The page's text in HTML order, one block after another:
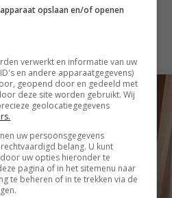
opslaan en/of openen
verwerkt en informatie van uw
en andere apparaatgegevens)
geopend door en gedeeld met
deze site worden gebruikt. Wij
geolocatiegegevens
uw persoonsgegevens
belang. U kunt
uw opties hieronder te
pagina of in het sitemenu naar
te beheren of in te trekken via de